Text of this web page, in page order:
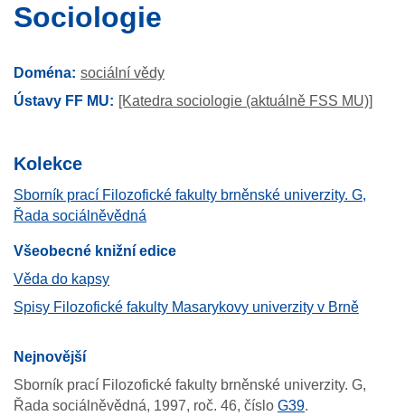
sociologie
Doména sociální vědy
Ústavy FF MU
[Katedra sociologie (aktuálně FSS MU)]
Kolekce
Sborník prací Filozofické fakulty brněnské univerzity. G,
Řada sociálněvědná
Všeobecné knižní edice
Věda do kapsy
Spisy Filozofické fakulty Masarykovy univerzity v Brně
Nejnovější
Sborník prací Filozofické fakulty brněnské univerzity. G,
Řada sociálněvědná, 1997, roč. 46, číslo G39.